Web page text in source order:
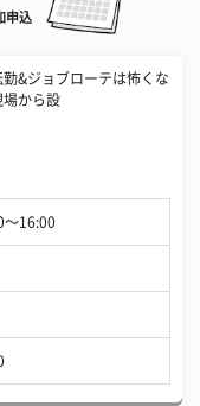
申込
勤&ジョブローテは怖くな
場から設
〜16:00